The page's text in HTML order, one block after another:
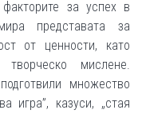
за успех в
представата за
от ценности, като
мислене.
множество
игра”, казуси, „стая